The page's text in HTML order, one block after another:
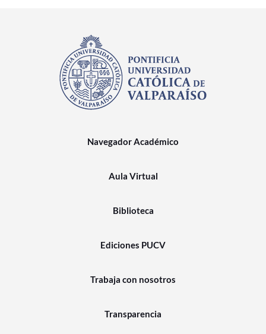
Navegador Académico
Aula Virtual
Biblioteca
Ediciones PUCV
Trabaja con nosotros
Transparencia